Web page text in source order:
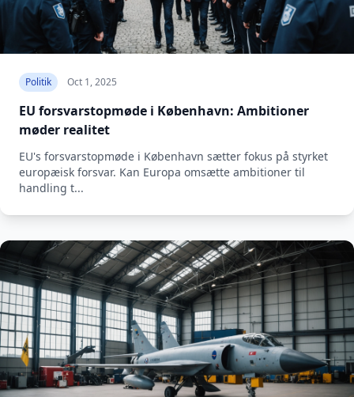
Politik Oct 1, 2025
EU forsvarstopmøde i København: Ambitioner
møder realitet
EU's forsvarstopmøde i København sætter fokus på styrket
europæisk forsvar. Kan Europa omsætte ambitioner til
handling t...